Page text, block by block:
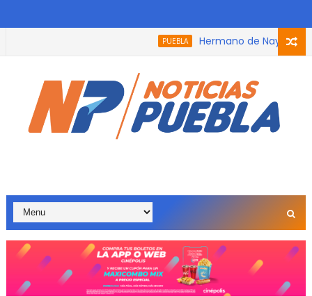
PUEBLA
Hermano de Nay Salvatori